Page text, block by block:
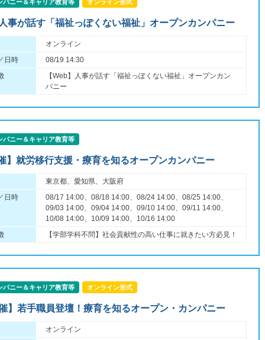
パニー＆キャリア教育等 オンライン形式
事が話す「福祉っぽくない福祉」オープンカンパニー
オンライン
日時
08/19 14:30
【Web】人事が話す「福祉っぽくない福祉」オープンカン
パニー
パニー＆キャリア教育等
】就労移行支援・療育を知るオープンカンパニー
東京都、愛知県、大阪府
日時
08/17 14:00、08/18 14:00、08/24 14:00、08/25 14:00、
09/03 14:00、09/04 14:00、09/10 14:00、09/11 14:00、
10/08 14:00、10/09 14:00、10/16 14:00
【学部学科不問】社会貢献性の高い仕事に就きたい方必見！
パニー＆キャリア教育等 オンライン形式
】若手職員登壇！療育を知るオープン・カンパニー
オンライン